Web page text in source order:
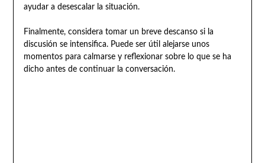
ayudar a desescalar la situación.
Finalmente, considera tomar un breve descanso si la
discusión se intensifica. Puede ser útil alejarse unos
momentos para calmarse y reflexionar sobre lo que se ha
dicho antes de continuar la conversación.